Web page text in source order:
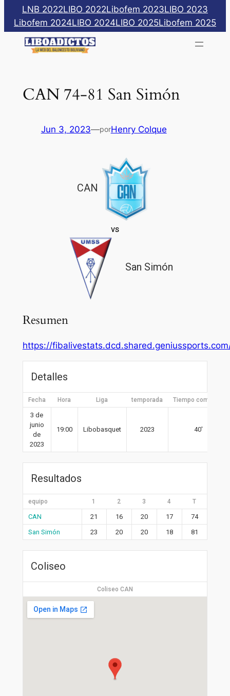
Saltar
contenido
LNB 2022LIBO 2022Libofem 2023LIBO 2023
Libofem 2024LIBO 2024LIBO 2025Libofem 2025
CAN 74-81 San Simón
Jun 3, 2023—porHenry Colque
CAN
vs
San Simón
Resumen
https://
Detalles
Fecha Hora Liga temporada Tiempo completo
3 de
junio
de
2023
19:00 Libobasquet 2023 40′
Resultados
equipo 1 2 3 4 T
CAN 21 16 20 17
74
San Simón
23 20 20 18 81
Coliseo
Coliseo CAN